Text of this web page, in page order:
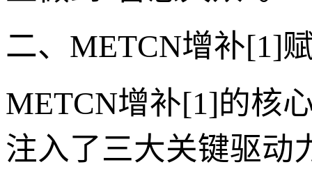
二、METCN增补[1]
METCN增补[1]的核
注入了三大关键驱动